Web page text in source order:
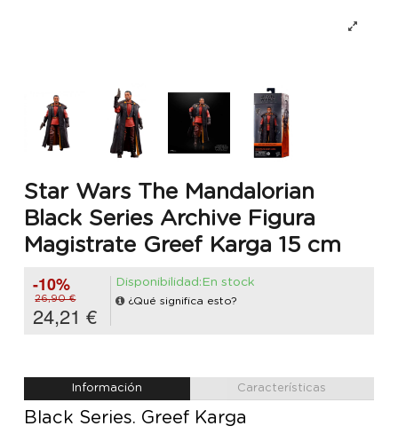
Star Wars The Mandalorian
Black Series Archive Figura
Magistrate Greef Karga 15 cm
-10%
26,90 €
24,21 €
Disponibilidad:En stock
¿Qué significa esto?
Información Características
Black Series. Greef Karga